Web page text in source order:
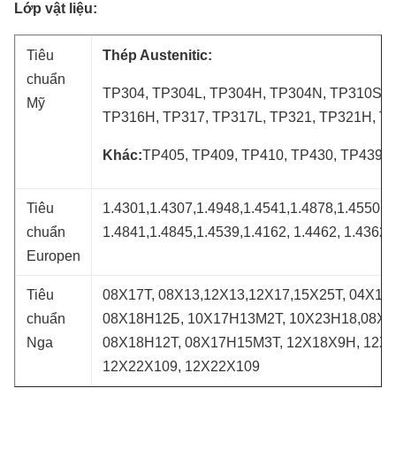
Lớp vật liệu:
Tiêu
chuẩn
Mỹ
Thép Austenitic:
TP304, TP304L, TP304H, TP304N, TP310S,
TP316H, TP317, TP317L, TP321, TP321H,
Khác:TP405, TP409, TP410, TP430, TP439,
Tiêu
chuẩn
Europen
1.4841,1.4845,1.4539,1.4162, 1.4462, 1.4362,
Tiêu
chuẩn
Nga
08Х17Т, 08Х13,12Х13,12Х17,15Х25Т,
08Х18Н12Б, 10Х17Н13М2Т,
08Х18Н12Т, 08Х17Н15М3Т, 12Х18Х9Н,
12Х22Х109, 12Х22Х109